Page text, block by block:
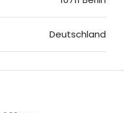
Deutschland